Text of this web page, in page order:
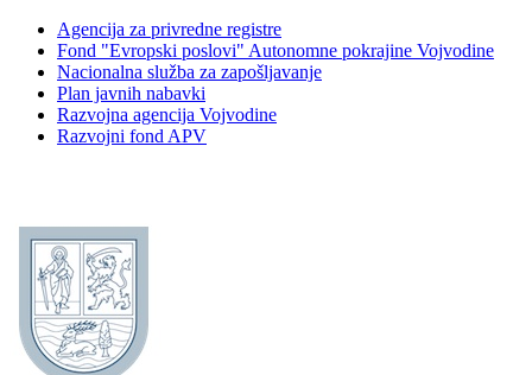
Agencija za privredne registre
Fond "Evropski poslovi" Autonomne pokrajine Vojvodine
Nacionalna služba za zapošljavanje
Plan javnih nabavki
Razvojna agencija Vojvodine
Razvojni fond APV